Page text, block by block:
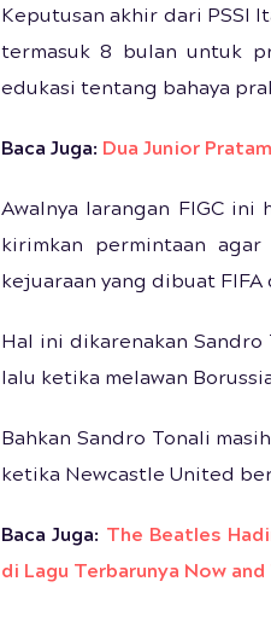
Keputusan akhir dari PSSI
termasuk 8 bulan untuk
edukasi tentang bahaya
Baca Juga: Dua Junior
Awalnya larangan FIGC ini
kirimkan permintaan
kejuaraan yang dibuat FIFA
Hal ini dikarenakan
lalu ketika melawan
Bahkan Sandro Tonali
ketika Newcastle United
Baca Juga: The Beatles
di Lagu Terbarunya Now and